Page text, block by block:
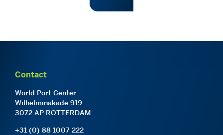
Contact
World Port Center
Wilhelminakade 919
3072 AP ROTTERDAM
+31 (0) 88 1007 222